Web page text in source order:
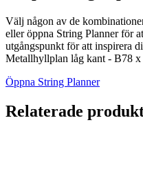
Välj någon av de
eller öppna String Planner för
utgångspunkt för att inspirera
Metallhyllplan låg kant - B78
Öppna String Planner
Relaterade